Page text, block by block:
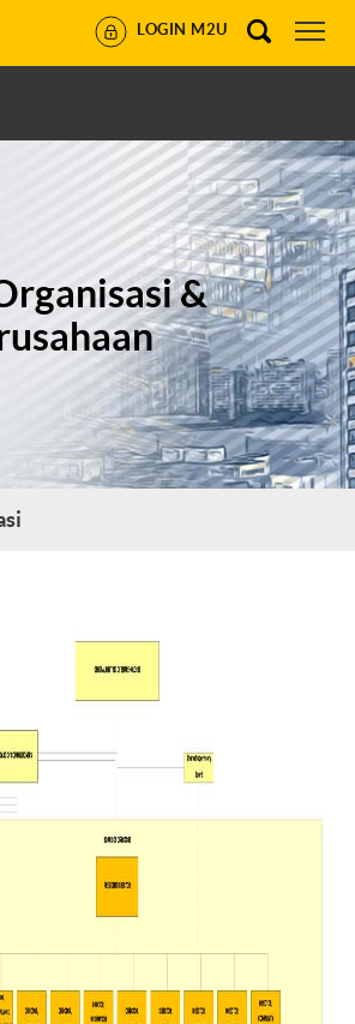
LOGIN M2U
&